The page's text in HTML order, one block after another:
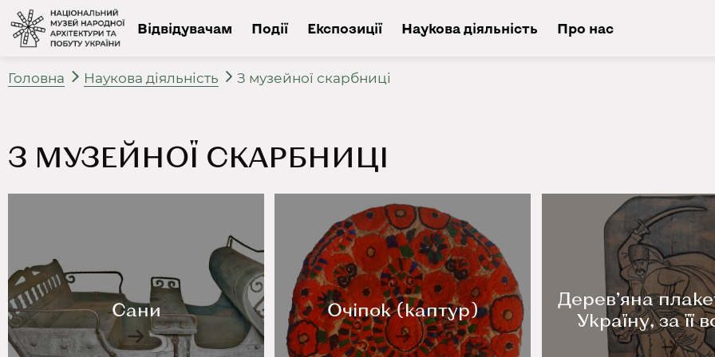
Відвідувачам Події Експозиції Наукова діяльність Про нас
Головна Наукова діяльність З музейної скарбниці
З МУЗЕЙНОЇ СКАРБНИЦІ
Сани Очіпок (каптур)
Дерев’яна
Україну, за її